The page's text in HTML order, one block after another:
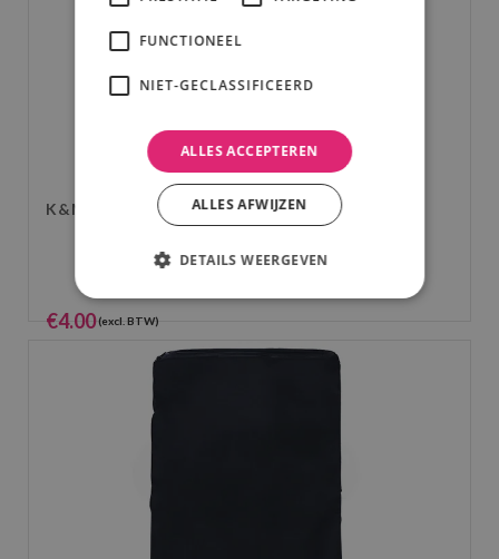
K&M T-BAR
€4.00(excl. BTW)
FUNCTIONEEL
NIET-GECLASSIFICEERD
ALLES ACCEPTEREN
ALLES AFWIJZEN
DETAILS WEERGEVEN